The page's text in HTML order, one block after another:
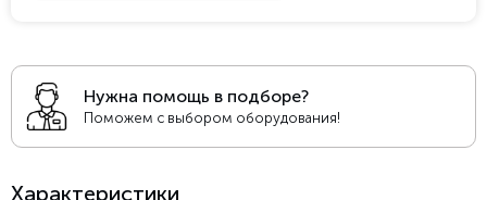
Нужна помощь в подборе?
Поможем с выбором оборудования!
Характеристики